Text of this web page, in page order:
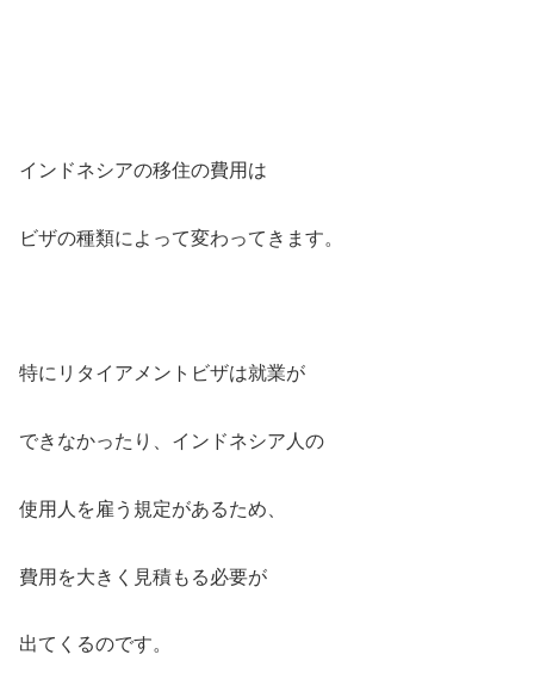
インドネシアの移住の費用は
ビザの種類によって変わってきます。
特にリタイアメントビザは就業が
できなかったり、インドネシア人の
使用人を雇う規定があるため、
費用を大きく見積もる必要が
出てくるのです。